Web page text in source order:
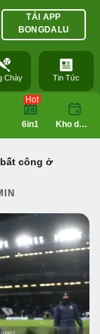
Chày Tin Tức
TẢI APP
BONGDALU
Hot
6in1 Kho dữ liệu
công ở